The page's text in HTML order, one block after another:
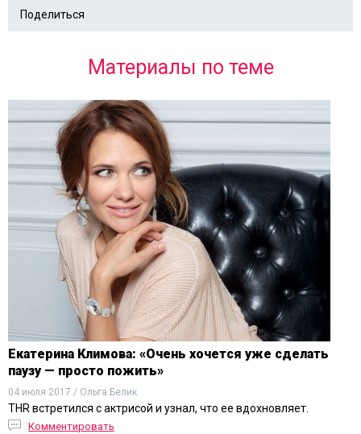
Поделиться
Материалы по теме
Екатерина Климова: «Очень хочется уже сделать
паузу — просто пожить»
04 июля 2017 / Ольга Белик
THR встретился с актрисой и узнал, что ее вдохновляет.
Комментировать